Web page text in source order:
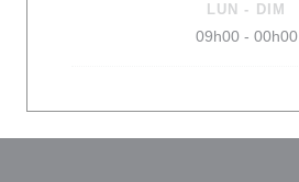
LUN - DIM
09h00 - 00h00